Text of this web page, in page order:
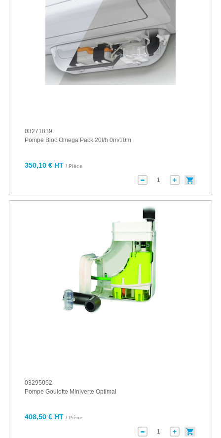
03271019
Pompe Bloc Omega Pack 20l/h 0m/10m
350,10 € HT / Pièce
03295052
Pompe Goulotte Miniverte Optimal
408,50 € HT / Pièce